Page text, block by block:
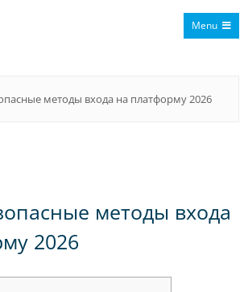
Menu
методы входа на платформу 2026
методы входа
2026